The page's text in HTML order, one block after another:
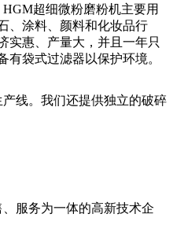
超细微粉磨粉机主要用
、涂料、颜料和化妆品行
实惠、产量大，并且一年只
有袋式过滤器以保护环境。
线。我们还提供独立的破碎
服务为一体的高新技术企